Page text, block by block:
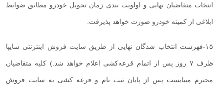
انتخاب متقاضیان نهایی و اولویت بندی زمان تحویل خودرو مطابق ضوابط
ابلاغی از کمیته خودرو صورت خواهد پذیرفت
۱۵-فهرست انتخاب شدگان نهایی از طریق سایت فروش اینترنتی سایپا
ظرف ۷ روز پس از اتمام قرعه‌کشی اعلام خواهد شد.) کلیه متقاضیان
محترم میبایست پس از پایان ثبت نام و قرعه کشی به سایت فروش